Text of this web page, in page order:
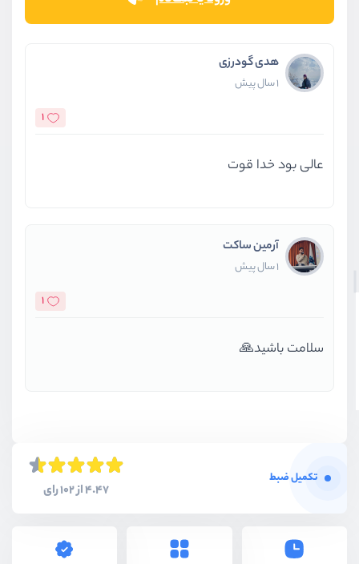
هدی گودرزی
1 سال پیش
1
عالی بود خدا قوت
آرمین ساکت
1 سال پیش
1
سلامت باشید🙏
تکمیل ضبط
4.47 از 102 رای